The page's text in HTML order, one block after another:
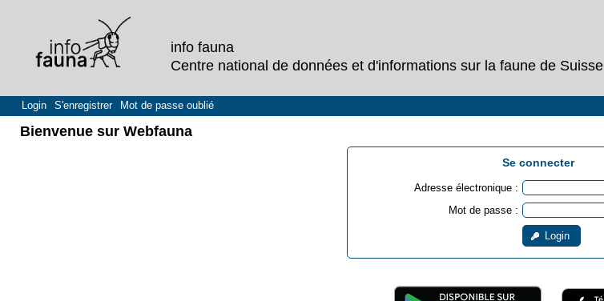
info fauna
Centre national de données et d'informations sur la faune de Suisse
Login S'enregistrer Mot de passe oublié
Bienvenue sur Webfauna
Se connecter
Adresse électronique :
Mot de passe :
Login